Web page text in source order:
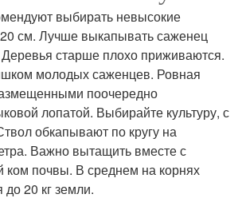
выбирать невысокие
см. Лучше выкапывать саженец
Деревья старше плохо приживаются.
молодых саженцев. Ровная
поочередно
лопатой. Выбирайте культуру, с
обкапывают по кругу на
Важно вытащить вместе с
ком почвы. В среднем на корнях
20 кг земли.